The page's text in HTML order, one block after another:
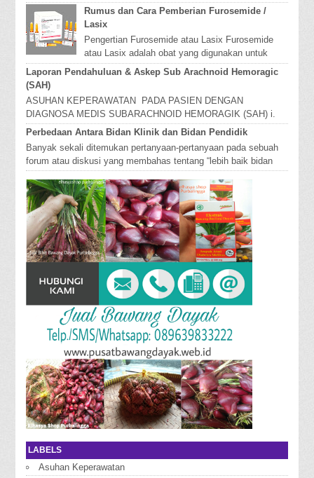
mengurangi angina pectoris...Rumus dan Cara Pemberian Furosemide /
Lasix
Pengertian Furosemide atau Lasix Furosemide
atau Lasix adalah obat yang digunakan untuk
mengurangi bengkak / edema dan penyimpanan
Laporan Pendahuluan & Askep Sub Arachnoid Hemoragic
(SAH)
ASUHAN KEPERAWATAN PADA PASIEN DENGAN
DIAGNOSA MEDIS SUBARACHNOID HEMORAGIK (SAH) i.
Definisi Sub Arachnoid Hemo...
Perbedaan Antara Bidan Klinik dan Bidan Pendidik
Banyak sekali ditemukan pertanyaan-pertanyaan pada sebuah
forum atau diskusi yang membahas tentang “lebih baik bidan
pendidik atau bidan k...
LABELS
Asuhan Keperawatan